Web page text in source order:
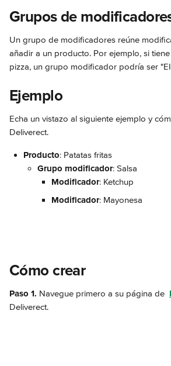
Grupos de
Un grupo de modificadores reúne
añadir a un producto. Por ejemplo, si
pizza, un grupo modificador podría ser
Ejemplo
Echa un vistazo al siguiente ejemplo y
Deliverect.
Producto: Patatas fritas
Grupo modificador: Salsa
Modificador: Ketchup
Modificador: Mayonesa
Cómo crear
Paso 1. Navegue primero a su página de
Deliverect.